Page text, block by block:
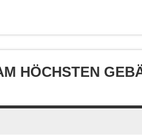
HÖCHSTEN